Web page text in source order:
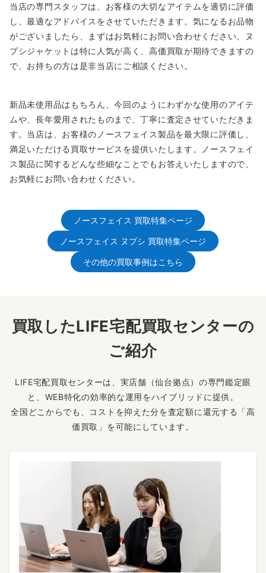
当店の専門スタッフは、お客様の大切なアイテムを適切に評価
し、最適なアドバイスをさせていただきます。気になるお品物
がございましたら、まずはお気軽にお問い合わせください。ヌ
プシジャケットは特に人気が高く、高価買取が期待できますの
で、お持ちの方は是非当店にご相談ください。
新品未使用品はもちろん、今回のようにわずかな使用のアイテ
ムや、長年愛用されたものまで、丁寧に査定させていただきま
す。当店は、お客様のノースフェイス製品を最大限に評価し、
満足いただける買取サービスを提供いたします。ノースフェイ
ス製品に関するどんな些細なことでもお答えいたしますので、
お気軽にお問い合わせください。
ノースフェイス 買取特集ページ
ノースフェイス ヌプシ 買取特集ページ
その他の買取事例はこちら
買取したLIFE宅配買取センターの
ご紹介
LIFE宅配買取センターは、実店舗（仙台拠点）の専門鑑定眼
と、WEB特化の効率的な運用をハイブリッドに提供。
全国どこからでも、コストを抑えた分を査定額に還元する「高
価買取」を可能にしています。